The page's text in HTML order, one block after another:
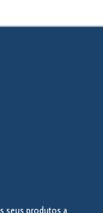
seus produtos a